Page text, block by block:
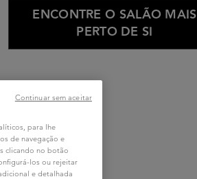
ENCONTRE O SALÃO MAIS
PERTO DE SI
para lhe
de navegação e
clicando no botão
los ou rejeitar
e detalhada
Continuar sem aceitar